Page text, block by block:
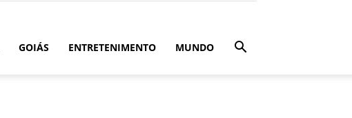
GOIÁS ENTRETENIMENTO MUNDO